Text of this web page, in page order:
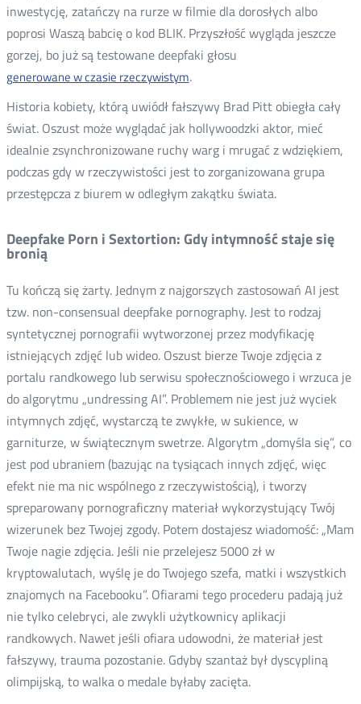
inwestycję, zatańczy na rurze w filmie dla dorosłych albo
poprosi Waszą babcię o kod BLIK. Przyszłość wygląda jeszcze
gorzej, bo już są testowane deepfaki głosu
generowane w czasie rzeczywistym.
Historia kobiety, którą uwiódł fałszywy Brad Pitt obiegła cały
świat. Oszust może wyglądać jak hollywoodzki aktor, mieć
idealnie zsynchronizowane ruchy warg i mrugać z wdziękiem,
podczas gdy w rzeczywistości jest to zorganizowana grupa
przestępcza z biurem w odległym zakątku świata.
Deepfake Porn i Sextortion: Gdy intymność staje się
bronią
Tu kończą się żarty. Jednym z najgorszych zastosowań AI jest
tzw. non-consensual deepfake pornography. Jest to rodzaj
syntetycznej pornografii wytworzonej przez modyfikację
istniejących zdjęć lub wideo. Oszust bierze Twoje zdjęcia z
portalu randkowego lub serwisu społecznościowego i wrzuca je
do algorytmu „undressing AI”. Problemem nie jest już wyciek
intymnych zdjęć, wystarczą te zwykłe, w sukience, w
garniturze, w świątecznym swetrze. Algorytm „domyśla się”, co
jest pod ubraniem (bazując na tysiącach innych zdjęć, więc
efekt nie ma nic wspólnego z rzeczywistością), i tworzy
spreparowany pornograficzny materiał wykorzystujący Twój
wizerunek bez Twojej zgody. Potem dostajesz wiadomość: „Mam
Twoje nagie zdjęcia. Jeśli nie przelejesz 5000 zł w
kryptowalutach, wyślę je do Twojego szefa, matki i wszystkich
znajomych na Facebooku”. Ofiarami tego procederu padają już
nie tylko celebryci, ale zwykli użytkownicy aplikacji
randkowych. Nawet jeśli ofiara udowodni, że materiał jest
fałszywy, trauma pozostanie. Gdyby szantaż był dyscypliną
olimpijską, to walka o medale byłaby zacięta.